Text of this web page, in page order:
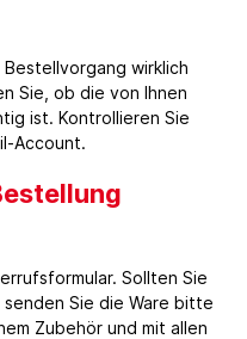
wirklich
Sie, ob die von Ihnen
ist. Kontrollieren Sie
Account.
Sollten Sie
Sie die Ware bitte
Zubehör und mit allen